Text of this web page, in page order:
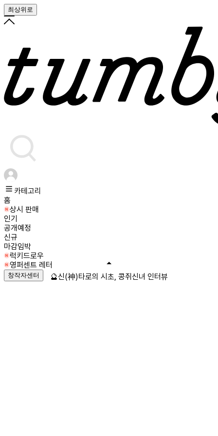
최상위로
카테고리
홈
상시 판매
인기
공개예정
신규
마감임박
럭키드로우
영퍼센트 레터
창작자센터 🔮신(神)타로의 시초, 콩쥐신녀 인터뷰